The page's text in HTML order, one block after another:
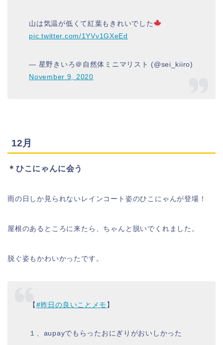
山は気温が低くて紅葉もきれいでした
pic.twitter.com/1YVv1GXeEd
— 星野きいろ＠自然体ミニマリスト (@sei_kiiro)
November 9, 2020
12月
＊ひこにゃんに会う
雨の日しか見られないレインコート姿のひこにゃんが登場！
屋根のあるところに来たら、ちゃんと脱いでくれました。
脱ぐ姿もかわいかったです。
【#昨日の良いことメモ 】
１、aupayでもらったおにぎりがおいしかった